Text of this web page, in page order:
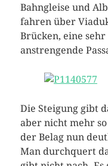
Bahngleise und
fahren über
Brücken, eine
anstrengende
Die Steigung gibt
aber nicht mehr
der Belag nun
Man durchquert